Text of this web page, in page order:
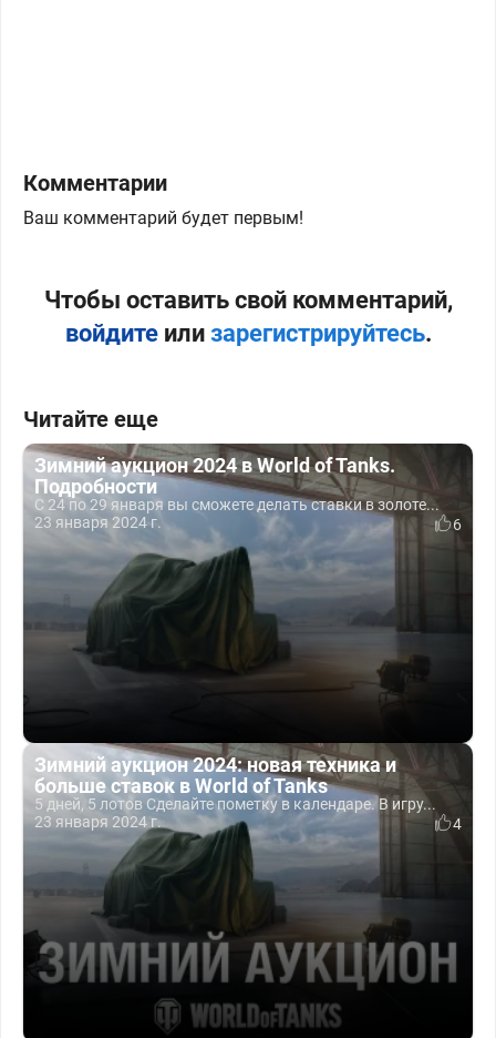
Комментарии
Ваш комментарий будет первым!
Чтобы оставить свой комментарий,
войдитеили зарегистрируйтесь.
Читайте еще
Зимний аукцион 2024 в World of Tanks.
Подробности
С 24 по 29 января вы сможете делать ставки в золоте...
23 января 2024 г.
6
Зимний аукцион 2024: новая техника и
больше ставок в World of Tanks
5 дней, 5 лотов Сделайте пометку в календаре. В игру...
23 января 2024 г.
4